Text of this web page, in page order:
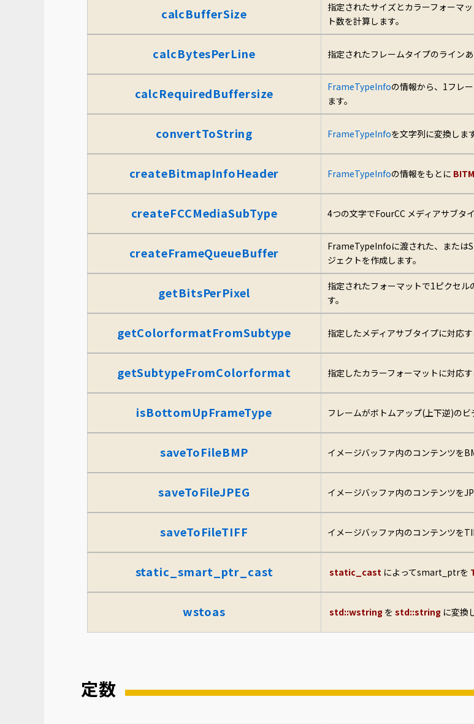
calcBufferSize
指定されたサイズとカラーフォーマ
ト数を計算します。
calcBytesPerLine 指定されたフレームタイプのライン
calcRequiredBuffersize FrameTypeInfoの情報から、1フレ
ます。
convertToString FrameTypeInfoを文字列に変換します
createBitmapInfoHeader FrameTypeInfoの情報をもとに
createFCCMediaSubType 4つの文字でFourCC メディアサブタ
createFrameQueueBuffer
FrameTypeInfoに渡された、または
ジェクトを作成します。
getBitsPerPixel
指定されたフォーマットで1ピクセ
す。
getColorformatFromSubtype 指定したメディアサブタイプに対応す
getSubtypeFromColorformat 指定したカラーフォーマットに対応
isBottomUpFrameType フレームがボトムアップ(上下逆)の
saveToFileBMP イメージバッファ内のコンテンツを
saveToFileJPEG イメージバッファ内のコンテンツを
saveToFileTIFF イメージバッファ内のコンテンツを
static_smart_ptr_cast static_cast によってsmart_ptrを
wstoas std::wstring を std::string に変換
定数